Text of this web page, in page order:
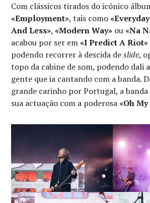
Com clássicos tirados do icónico
«Employment», tais como
And Less»,«Modern Way» ou«Na
acabou por ser em«I Predict A Riot»
podendo recorrer à descida deslide,
topo da cabine de som, podendo dali
gente que ia cantando com a banda.
grande carinho por Portugal, a banda
sua actuação com a poderosa«Oh